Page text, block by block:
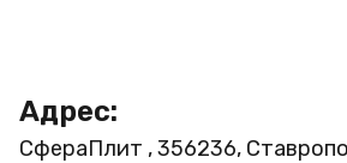
Адрес:
СфераПлит , 356236,